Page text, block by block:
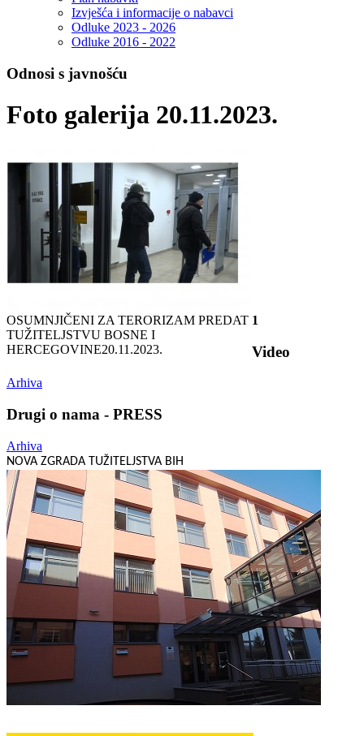
Izvješća i informacije o nabavci
Odluke 2023 - 2026
Odluke 2016 - 2022
Odnosi s javnošću
Foto galerija 20.11.2023.
OSUMNJIČENI ZA TERORIZAM PREDAT
TUŽITELJSTVU BOSNE I
HERCEGOVINE20.11.2023.
1
Video
Arhiva
Drugi o nama - PRESS
Arhiva
NOVA ZGRADA TUŽITELJSTVA BIH